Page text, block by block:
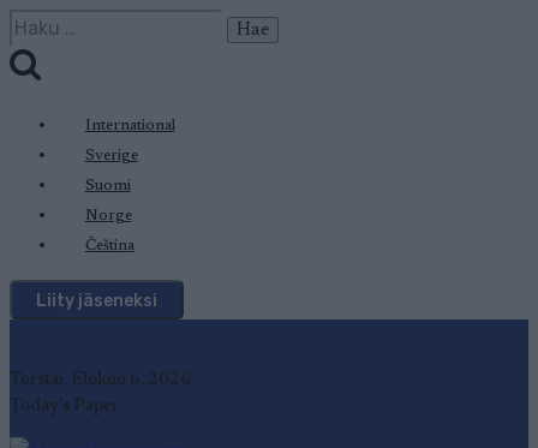
Siirry
sisältöön
Haku:
International
Sverige
Suomi
Norge
Čeština
Liity jäseneksi
Torstai, Elokuu 6, 2026
Today's Paper